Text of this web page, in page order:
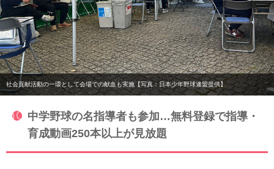
社会貢献活動の一環として会場での献血も実施【写真：日本少年野球連盟提供】
中学野球の名指導者も参加…無料登録で指導・
育成動画250本以上が見放題